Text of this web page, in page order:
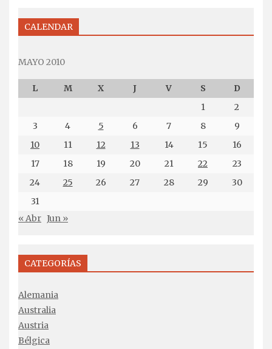
CALENDAR
MAYO 2010
L M X J V S
D
1
2
3
4 5 6 7 8
9
10
11 12 13 14 15
16
17
18 19 20 21 22
23
24
25 26 27 28 29
30
31
« Abr Jun »
CATEGORÍAS
Alemania
Australia
Austria
Bélgica